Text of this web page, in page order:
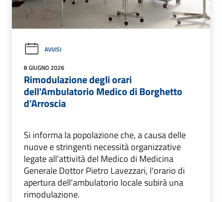
AVVISI
8 GIUGNO 2026
Rimodulazione degli orari
dell'Ambulatorio Medico di Borghetto
d'Arroscia
Si informa la popolazione che, a causa delle
nuove e stringenti necessità organizzative
legate all'attività del Medico di Medicina
Generale Dottor Pietro Lavezzari, l'orario di
apertura dell'ambulatorio locale subirà una
rimodulazione.